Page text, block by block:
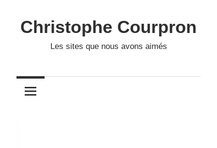
to
content
Christophe Courpron
Les sites que nous avons aimés